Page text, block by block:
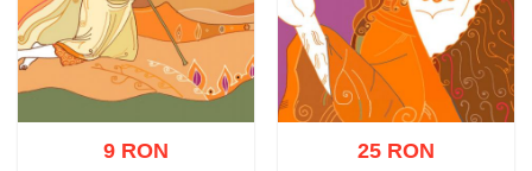
9 RON 25 RON